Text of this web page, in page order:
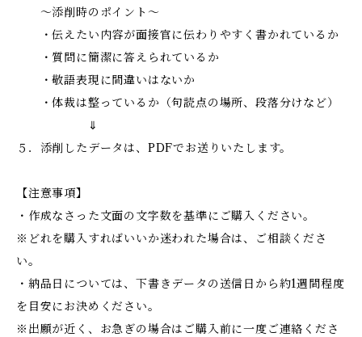
～添削時のポイント～
・伝えたい内容が面接官に伝わりやすく書かれているか
・質問に簡潔に答えられているか
・敬語表現に間違いはないか
・体裁は整っているか（句読点の場所、段落分けなど）
⇓
５．添削したデータは、PDFでお送りいたします。
【注意事項】
・作成なさった文面の文字数を基準にご購入ください。
※どれを購入すればいいか迷われた場合は、ご相談くださ
い。
・納品日については、下書きデータの送信日から約1週間程度
を目安にお決めください。
※出願が近く、お急ぎの場合はご購入前に一度ご連絡くださ